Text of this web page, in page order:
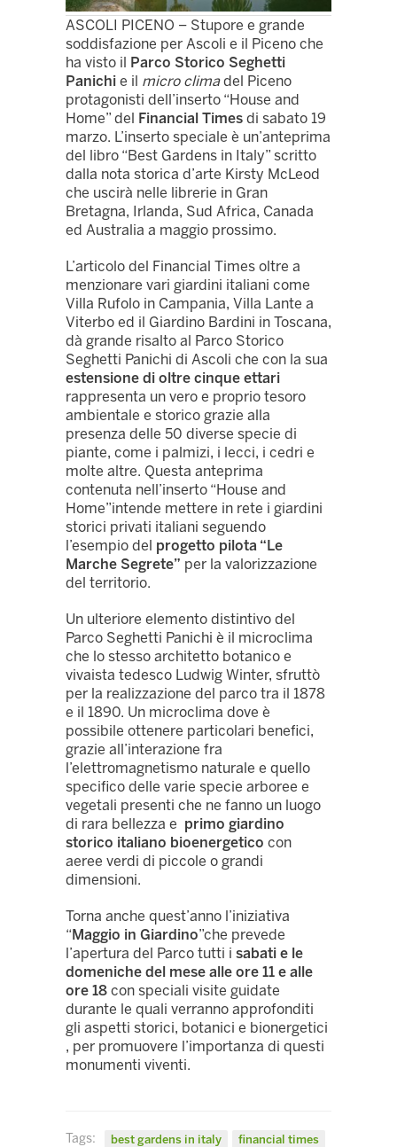
ASCOLI PICENO – Stupore e grande
soddisfazione per Ascoli e il Piceno che
ha visto il Parco Storico Seghetti
Panichi e il micro climadel Piceno
protagonisti dell’inserto “House and
Home” del Financial Times di sabato 19
marzo. L’inserto speciale è un’anteprima
del libro “Best Gardens in Italy” scritto
dalla nota storica d’arte Kirsty McLeod
che uscirà nelle librerie in Gran
Bretagna, Irlanda, Sud Africa, Canada
ed Australia a maggio prossimo.
L’articolo del Financial Times oltre a
menzionare vari giardini italiani come
Villa Rufolo in Campania, Villa Lante a
Viterbo ed il Giardino Bardini in Toscana,
dà grande risalto al Parco Storico
Seghetti Panichi di Ascoli che con la sua
estensione di oltre cinque ettari
rappresenta un vero e proprio tesoro
ambientale e storico grazie alla
presenza delle 50 diverse specie di
piante, come i palmizi, i lecci, i cedri e
molte altre. Questa anteprima
contenuta nell’inserto “House and
Home”intende mettere in rete i giardini
storici privati italiani seguendo
l’esempio del progetto pilota “Le
Marche Segrete” per la valorizzazione
del territorio.
Un ulteriore elemento distintivo del
Parco Seghetti Panichi è il microclima
che lo stesso architetto botanico e
vivaista tedesco Ludwig Winter, sfruttò
per la realizzazione del parco tra il 1878
e il 1890. Un microclima dove è
possibile ottenere particolari benefici,
grazie all’interazione fra
l’elettromagnetismo naturale e quello
specifico delle varie specie arboree e
vegetali presenti che ne fanno un luogo
di rara bellezza e primo giardino
storico italiano bioenergetico con
aeree verdi di piccole o grandi
dimensioni.
Torna anche quest’anno l’iniziativa
“Maggio in Giardino”che prevede
l’apertura del Parco tutti i sabati e le
domeniche del mese alle ore 11 e alle
ore 18 con speciali visite guidate
durante le quali verranno approfonditi
gli aspetti storici, botanici e bionergetici
, per promuovere l’importanza di questi
monumenti viventi.
Tags: best gardens in italy
financial times